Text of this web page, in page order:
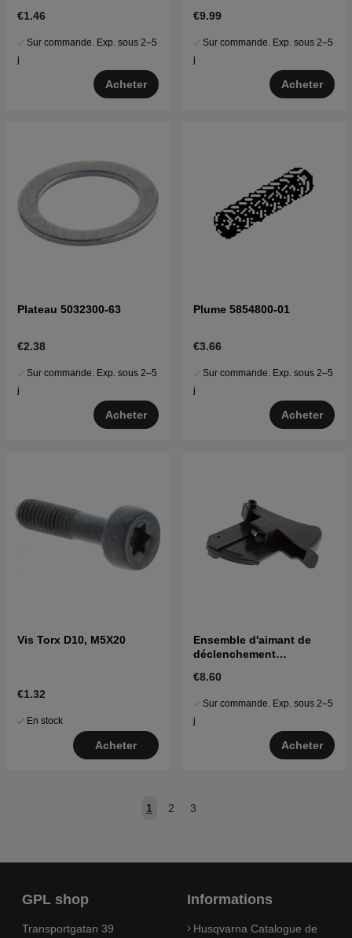
€1.46
Sur commande. Exp. sous 2–5
j
Acheter
€9.99
Sur commande. Exp. sous 2–5
j
Acheter
Plateau 5032300-63
€2.38
Sur commande. Exp. sous 2–5
j
Acheter
Plume 5854800-01
€3.66
Sur commande. Exp. sous 2–5
j
Acheter
Vis Torx D10, M5X20
€1.32
En stock
Acheter
Ensemble d'aimant de
déclenchement
€8.60
Sur commande. Exp. sous 2–5
j
Acheter
1 2 3
GPL shop
Transportgatan 39
Informations
Husqvarna Catalogue de